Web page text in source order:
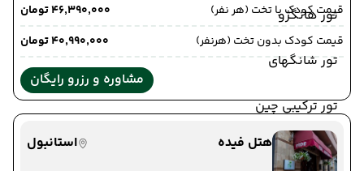
تور هانگژو
تور شانگهای
تور ترکیبی چین
قیمت کودک با تخت (هر نفر)
۴۶٬۳۹۰٬۰۰۰ تومان
قیمت کودک بدون تخت (هرنفر)
۴۰٬۹۹۰٬۰۰۰ تومان
مشاوره و رزرو رایگان
هتل فیده
استانبول